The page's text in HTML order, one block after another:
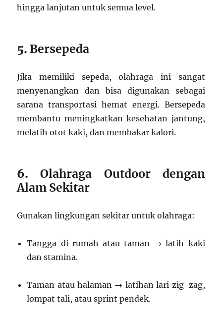
hingga lanjutan untuk semua level.
5. Bersepeda
Jika memiliki sepeda, olahraga ini sangat
menyenangkan dan bisa digunakan sebagai
sarana transportasi hemat energi. Bersepeda
membantu meningkatkan kesehatan jantung,
melatih otot kaki, dan membakar kalori.
6.Olahraga Outdoor dengan
Alam Sekitar
Gunakan lingkungan sekitar untuk olahraga:
Tangga di rumah atau taman → latih kaki
dan stamina.
Taman atau halaman → latihan lari zig-zag,
lompat tali, atau sprint pendek.